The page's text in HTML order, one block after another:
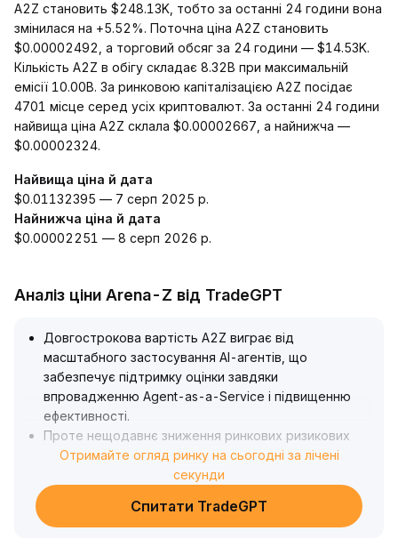
A2Z становить $248.13K, тобто за останні 24 години вона
змінилася на +5.52%. Поточна ціна A2Z становить
$0.00002492, а торговий обсяг за 24 години — $14.53K.
Кількість A2Z в обігу складає 8.32B при максимальній
емісії 10.00B. За ринковою капіталізацією A2Z посідає
4701 місце серед усіх криптовалют. За останні 24 години
найвища ціна A2Z склала $0.00002667, а найнижча —
$0.00002324.
Найвища ціна й дата
$0.01132395 — 7 серп 2025 р.
Найнижча ціна й дата
$0.00002251 — 8 серп 2026 р.
Аналіз ціни Arena-Z від TradeGPT
Довгострокова вартість A2Z виграє від
масштабного застосування AI-агентів, що
забезпечує підтримку оцінки завдяки
впровадженню Agent-as-a-Service і підвищенню
ефективності.
Проте нещодавнє зниження ринкових ризикових
настроїв і відкат основних активів призвели до
того, що A2Z відкотилася з максимуму 0
00136, короткостроково коливаючись у діапазоні 0
Отримайте огляд ринку на сьогодні за лічені
секунди
Спитати TradeGPT